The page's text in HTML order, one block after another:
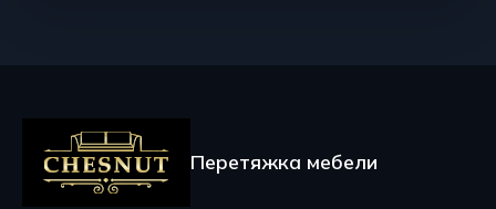
Перетяжка мебели